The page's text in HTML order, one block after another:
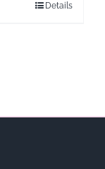
Details